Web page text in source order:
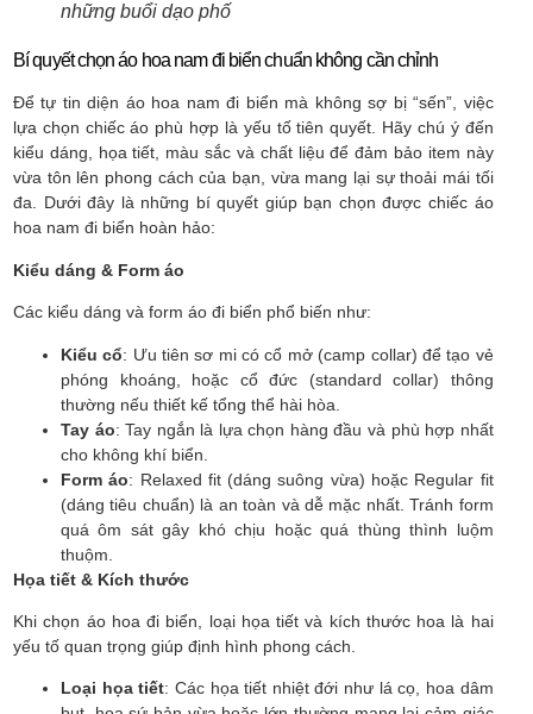
những buổi dạo phố
Bí quyết chọn áo hoa nam đi biển chuẩn không cần chỉnh
Để tự tin diện áo hoa nam đi biển mà không sợ bị “sến”, việc
lựa chọn chiếc áo phù hợp là yếu tố tiên quyết. Hãy chú ý đến
kiểu dáng, họa tiết, màu sắc và chất liệu để đảm bảo item này
vừa tôn lên phong cách của bạn, vừa mang lại sự thoải mái tối
đa. Dưới đây là những bí quyết giúp bạn chọn được chiếc áo
hoa nam đi biển hoàn hảo:
Kiểu dáng & Form áo
Các kiểu dáng và form áo đi biển phổ biến như:
Kiểu cổ: Ưu tiên sơ mi có cổ mở (camp collar) để tạo vẻ
phóng khoáng, hoặc cổ đức (standard collar) thông
thường nếu thiết kế tổng thể hài hòa.
Tay áo: Tay ngắn là lựa chọn hàng đầu và phù hợp nhất
cho không khí biển.
Form áo: Relaxed fit (dáng suông vừa) hoặc Regular fit
(dáng tiêu chuẩn) là an toàn và dễ mặc nhất. Tránh form
quá ôm sát gây khó chịu hoặc quá thùng thình luộm
thuộm.
Họa tiết & Kích thước
Khi chọn áo hoa đi biển, loại họa tiết và kích thước hoa là hai
yếu tố quan trọng giúp định hình phong cách.
Loại họa tiết: Các họa tiết nhiệt đới như lá cọ, hoa dâm